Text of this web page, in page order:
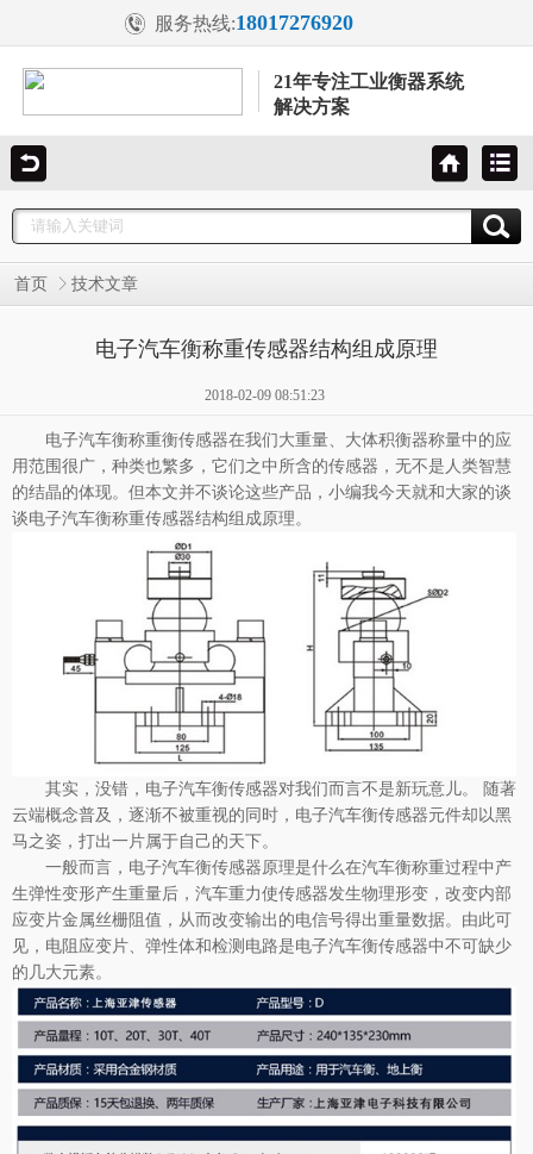
服务热线:18017276920
21年专注工业衡器系统
解决方案
首页 技术文章
电子汽车衡称重传感器结构组成原理
2018-02-09 08:51:23
电子汽车衡称重衡传感器在我们大重量、大体积衡器称量中的应
用范围很广，种类也繁多，它们之中所含的传感器，无不是人类智慧
的结晶的体现。但本文并不谈论这些产品，小编我今天就和大家的谈
谈电子汽车衡称重传感器结构组成原理。
其实，没错，电子汽车衡传感器对我们而言不是新玩意儿。 随著
云端概念普及，逐渐不被重视的同时，电子汽车衡传感器元件却以黑
马之姿，打出一片属于自己的天下。
一般而言，电子汽车衡传感器原理是什么在汽车衡称重过程中产
生弹性变形产生重量后，汽车重力使传感器发生物理形变，改变内部
应变片金属丝栅阻值，从而改变输出的电信号得出重量数据。由此可
见，电阻应变片、弹性体和检测电路是电子汽车衡传感器中不可缺少
的几大元素。